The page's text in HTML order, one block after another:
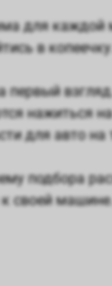
для
в копеечку.
нажиться
для авто на
подбора
своей машине.